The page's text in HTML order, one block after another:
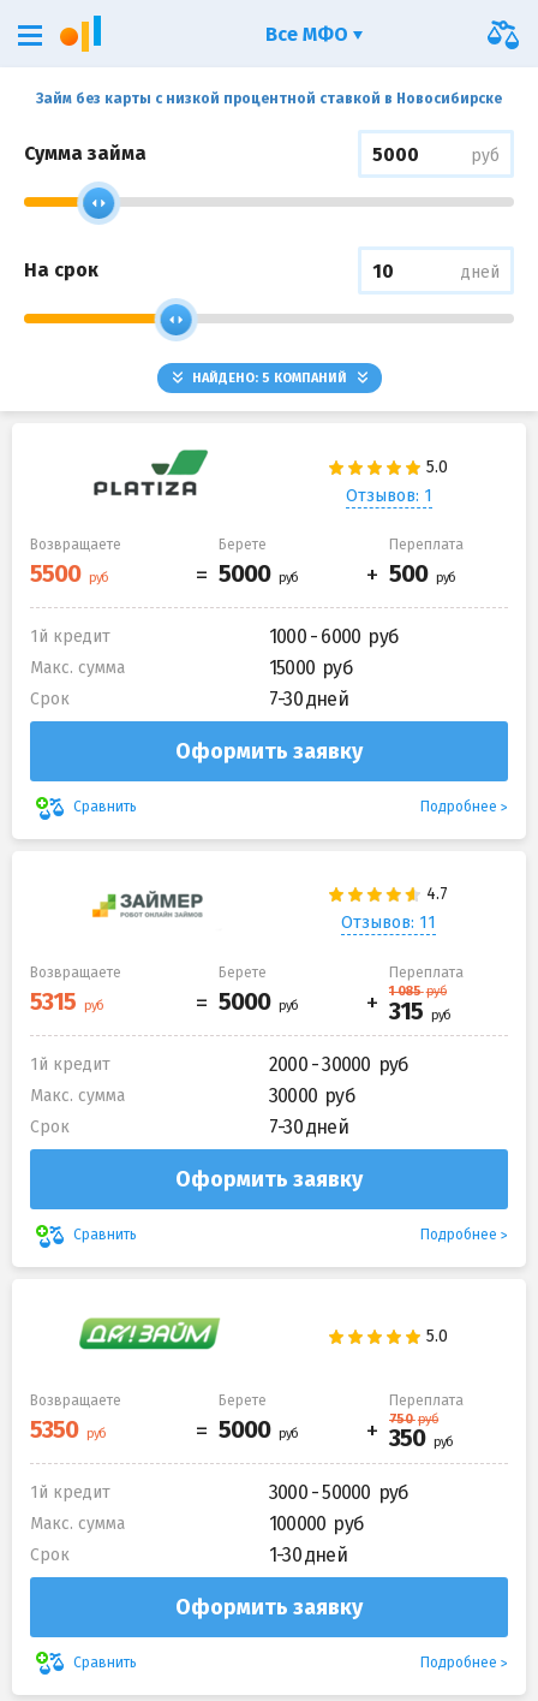
Займ без карты с низкой процентной ставкой в Новосибирске
Сумма займа руб
На срок дней
НАЙДЕНО: 5 КОМПАНИЙ
Отзывов: 1
Возвращаете Берете Переплата
1й кредит 1000 - 6000
Макс. сумма 15000
Срок 7-30 дней
Оформить заявку
Сравнить Подробнее
Отзывов: 11
Возвращаете Берете Переплата
1й кредит 2000 - 30000
Макс. сумма 30000
Срок 7-30 дней
Оформить заявку
Сравнить Подробнее
Возвращаете Берете Переплата
1й кредит 3000 - 50000
Макс. сумма 100000
Срок 1-30 дней
Оформить заявку
Сравнить Подробнее
Все МФО